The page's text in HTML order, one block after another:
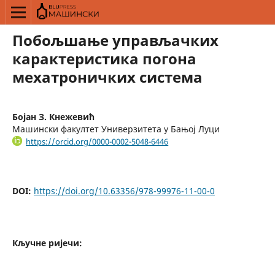
Побољшање управљачких
карактеристика погона
мехатроничких система
Бојан З. Кнежевић
Машински факултет Универзитета у Бањој Луци
https://orcid.org/0000-0002-5048-6446
DOI: https://doi.org/10.63356/978-99976-11-00-0
Кључне ријечи: